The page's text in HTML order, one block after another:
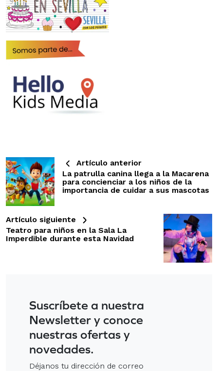
Artículo anterior
La patrulla canina llega a la Macarena
para concienciar a los niños de la
importancia de cuidar a sus mascotas
Artículo siguiente
Teatro para niños en la Sala La
Imperdible durante esta Navidad
Suscríbete a nuestra
Newsletter y conoce
nuestras ofertas y
novedades.
Déjanos tu dirección de correo